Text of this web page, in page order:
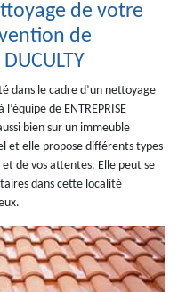
de votre
de
dans le cadre d’un nettoyage
de ENTREPRISE
bien sur un immeuble
et elle propose différents types
de vos attentes. Elle peut se
dans cette localité